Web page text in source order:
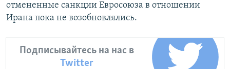
отмененные санкции Евросоюза в отношении
Ирана пока не возобновлялись.
Подписывайтесь на нас в
Twitter